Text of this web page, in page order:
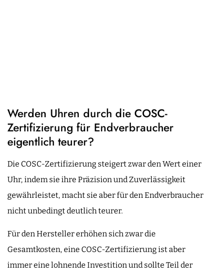
Werden Uhren durch die COSC-
Zertifizierung für Endverbraucher
eigentlich teurer?
Die COSC-Zertifizierung steigert zwar den Wert einer
Uhr, indem sie ihre Präzision und Zuverlässigkeit
gewährleistet, macht sie aber für den Endverbraucher
nicht unbedingt deutlich teurer.
Für den Hersteller erhöhen sich zwar die
Gesamtkosten, eine COSC-Zertifizierung ist aber
immer eine lohnende Investition und sollte Teil der